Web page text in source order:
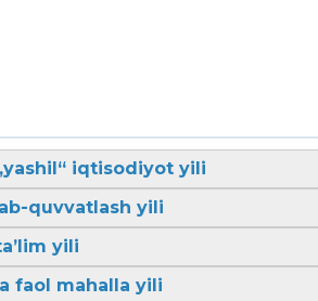
iqtisodiyot yili
quvvatlash yili
yili
faol mahalla yili